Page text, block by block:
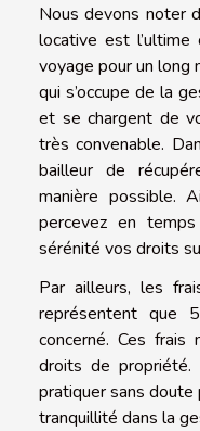
Nous devons noter
locative est
voyage pour un long
qui s’occupe de la
et se chargent de
très convenable.
bailleur de
manière possible.
percevez en
sérénité vos droits
Par ailleurs, les
représentent que
concerné. Ces
droits de
pratiquer sans
tranquillité dans la